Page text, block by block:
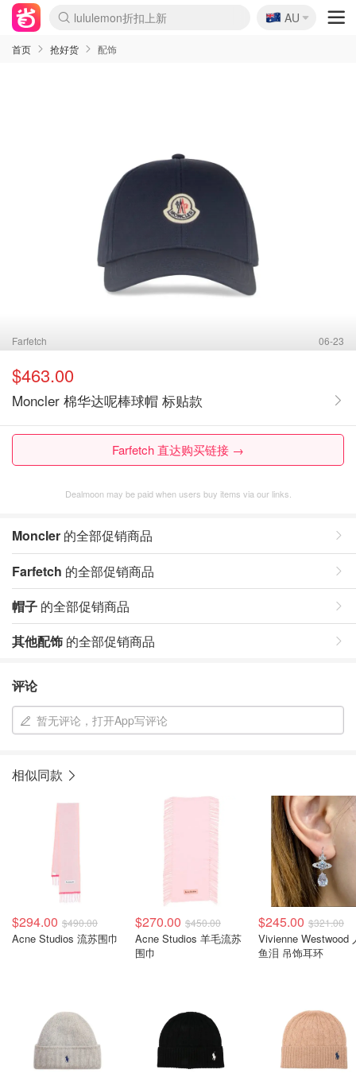
Sasa美妆护肤3.5折
SSENSE年中2.5折
FreshBeauty好价汇总
Cettire降价+叠9折
WWS Coles超市实拍
viagogo二手票捡漏
Myer折扣汇总
The Outnet奢牌1折起
David Jones 3折起
Flannels大牌1折
Perfumes Club护肤1折
AMIRO面罩$251
Amazon折扣汇总
eToro入金$200送$50
Amazon数码好物
ICONIC本周7.5折
ThedoubleF高奢地板价
Moose Knuckles 6折
EUFY摄像头$98
Selenichast首饰2折
Trip机票酒店促销
YSL送5件彩妆礼
Amazon家居好物
Amazon美妆护肤
雅漾大喷$8
过敏原检测盒$33
科颜氏高保湿面霜$29
SEALIFE海洋馆门票6折
丝塔芙大白罐$16
订阅Newsletter送香薰
Cult Beauty 6.8折
Harrods圣诞日历$525
LN-CC奢牌私促3折
d'Alba空姐喷雾$16
EVE LOM套装£56
Bernardelli独家4折
Adore Beauty 6折起
CT圣诞日历
Mytheresa奢品2.7折
Luxury Escapes 9折
Currentbody美容仪$881
MOON Garden Live
Roborock扫地机$649
Valentino官网5折
CR洗护套装$23
修丽可4件套$159
GANNI官网4.5折
Stylevana韩妆4折
Tessabit高奢8.5折
OGX洗发水$11
Amazon阿德莱德次日达
卡诗8.5折+赠礼
Philips Hue灯具8折
La Mer送8件礼值$529
🇦🇺
AU
首页 抢好货 配饰
Farfetch 06-23
$463.00
Moncler 棉华达呢棒球帽 标贴款
Farfetch 直达购买链接 →
Dealmoon may be paid when users buy items via our links.
Moncler 的全部促销商品
Farfetch 的全部促销商品
帽子 的全部促销商品
其他配饰 的全部促销商品
评论
暂无评论，打开App写评论
相似同款
$294.00 $490.00
Acne Studios 流苏围巾
$270.00 $450.00
Acne Studios 羊毛流苏
围巾
$245.00 $321.00
Vivienne Westwood
鱼泪 吊饰耳环